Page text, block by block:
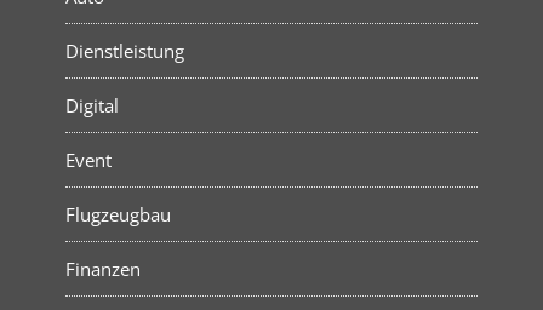
Dienstleistung
Digital
Event
Flugzeugbau
Finanzen